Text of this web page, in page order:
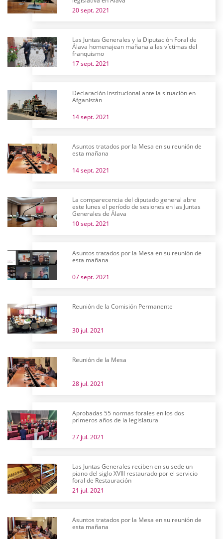
20 sept. 2021
Las Juntas Generales y la Diputación Foral de
Álava homenajean mañana a las víctimas del
franquismo
17 sept. 2021
Declaración institucional ante la situación en
Afganistán
14 sept. 2021
Asuntos tratados por la Mesa en su reunión de
esta mañana
14 sept. 2021
La comparecencia del diputado general abre
este lunes el período de sesiones en las Juntas
Generales de Álava
10 sept. 2021
Asuntos tratados por la Mesa en su reunión de
esta mañana
07 sept. 2021
Reunión de la Comisión Permanente
30 jul. 2021
Reunión de la Mesa
28 jul. 2021
Aprobadas 55 normas forales en los dos
primeros años de la legislatura
27 jul. 2021
Las Juntas Generales reciben en su sede un
piano del siglo XVIII restaurado por el servicio
foral de Restauración
21 jul. 2021
Asuntos tratados por la Mesa en su reunión de
esta mañana